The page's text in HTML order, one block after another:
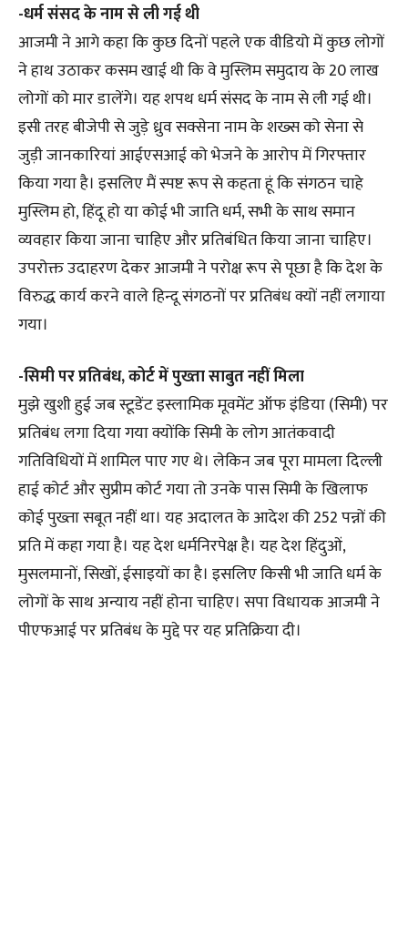
-धर्म संसद के नाम से ली गई थी
आजमी ने आगे कहा कि कुछ दिनों पहले एक वीडियो में कुछ लोगों
ने हाथ उठाकर कसम खाई थी कि वे मुस्लिम समुदाय के 20 लाख
लोगों को मार डालेंगे। यह शपथ धर्म संसद के नाम से ली गई थी।
इसी तरह बीजेपी से जुड़े ध्रुव सक्सेना नाम के शख्स को सेना से
जुड़ी जानकारियां आईएसआई को भेजने के आरोप में गिरफ्तार
किया गया है। इसलिए मैं स्पष्ट रूप से कहता हूं कि संगठन चाहे
मुस्लिम हो, हिंदू हो या कोई भी जाति धर्म, सभी के साथ समान
व्यवहार किया जाना चाहिए और प्रतिबंधित किया जाना चाहिए।
उपरोक्त उदाहरण देकर आजमी ने परोक्ष रूप से पूछा है कि देश के
विरुद्ध कार्य करने वाले हिन्दू संगठनों पर प्रतिबंध क्यों नहीं लगाया
गया।
-सिमी पर प्रतिबंध, कोर्ट में पुख्ता साबुत नहीं मिला
मुझे खुशी हुई जब स्टूडेंट इस्लामिक मूवमेंट ऑफ इंडिया (सिमी) पर
प्रतिबंध लगा दिया गया क्योंकि सिमी के लोग आतंकवादी
गतिविधियों में शामिल पाए गए थे। लेकिन जब पूरा मामला दिल्ली
हाई कोर्ट और सुप्रीम कोर्ट गया तो उनके पास सिमी के खिलाफ
कोई पुख्ता सबूत नहीं था। यह अदालत के आदेश की 252 पन्नों की
प्रति में कहा गया है। यह देश धर्मनिरपेक्ष है। यह देश हिंदुओं,
मुसलमानों, सिखों, ईसाइयों का है। इसलिए किसी भी जाति धर्म के
लोगों के साथ अन्याय नहीं होना चाहिए। सपा विधायक आजमी ने
पीएफआई पर प्रतिबंध के मुद्दे पर यह प्रतिक्रिया दी।